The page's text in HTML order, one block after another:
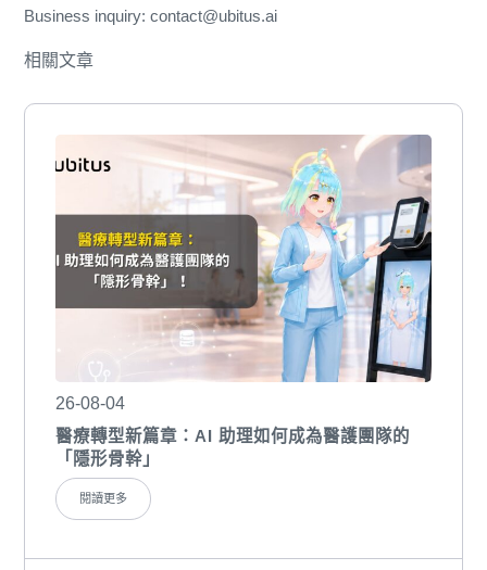
Business inquiry: contact@ubitus.ai
相關文章
26-08-04
醫療轉型新篇章：AI 助理如何成為醫護團隊的
「隱形骨幹」
閱讀更多